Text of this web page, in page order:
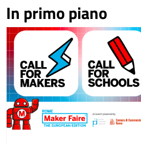
In primo piano